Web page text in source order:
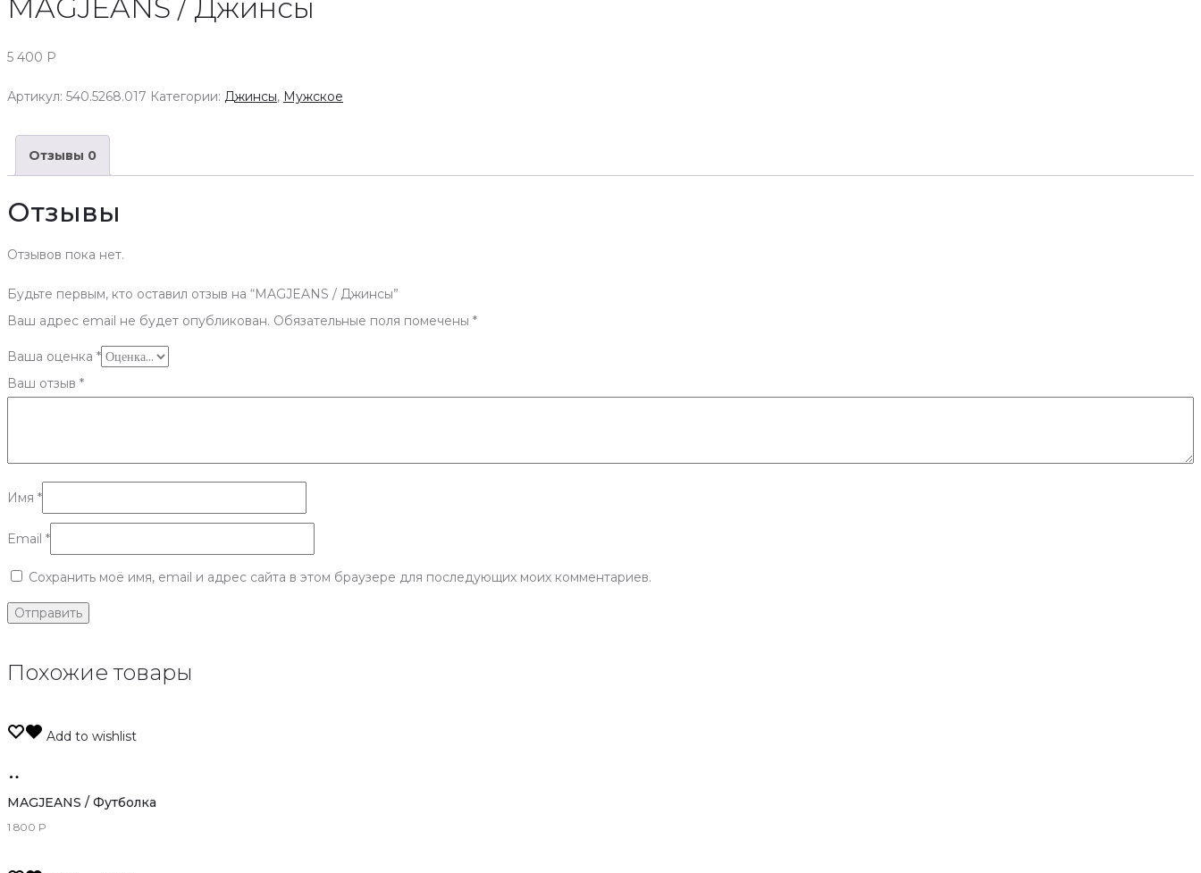
MAGJEANS / Джинсы
5 400 Р
Артикул: 540.5268.017 Категории: Джинсы, Мужское
Отзывы 0
Отзывы
Отзывов пока нет.
Будьте первым, кто оставил отзыв на “MAGJEANS / Джинсы”
Ваш адрес email не будет опубликован. Обязательные поля помечены *
Ваша оценка *
Ваш отзыв *
Имя *
Email *
Сохранить моё имя, email и адрес сайта в этом браузере для последующих моих комментариев.
Похожие товары
Add to wishlist
оффлайн
MAGJEANS / Футболка
1 800 Р